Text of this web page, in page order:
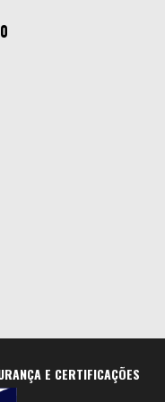
E CERTIFICAÇÕES